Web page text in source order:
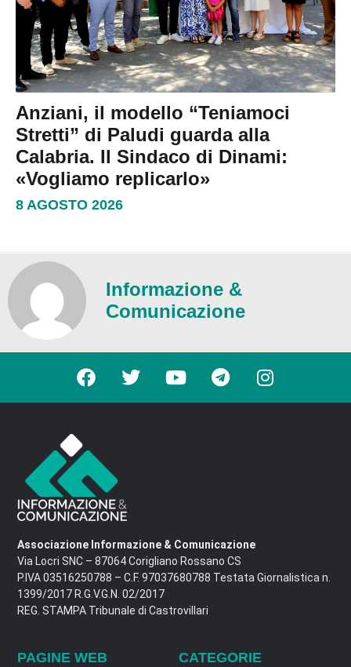
Anziani, il modello “Teniamoci
Stretti” di Paludi guarda alla
Calabria. Il Sindaco di Dinami:
«Vogliamo replicarlo»
8 AGOSTO 2026
Informazione &
Comunicazione
Associazione Informazione & Comunicazione
Via Locri SNC – 87064 Corigliano Rossano CS
P.IVA 03516250788 – C.F. 97037680788 Testata Giornalistica n.
1399/2017 R.G.V.G.N. 02/2017
REG. STAMPA Tribunale di Castrovillari
PAGINE WEB CATEGORIE